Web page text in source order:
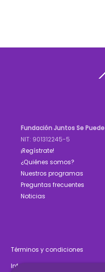
Fundación Juntos Se Puede
NIT: 901312245-5
¡Regístrate!
¿Quiénes somos?
Nuestros programas
Preguntas frecuentes
Noticias
Términos y condiciones
Informe de gestión 2025